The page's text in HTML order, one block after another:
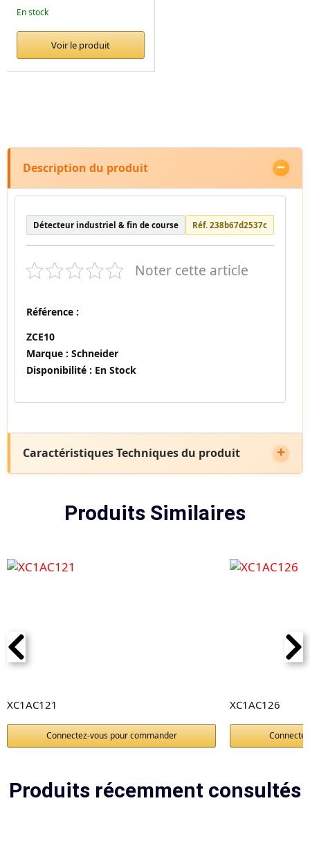
En stock
Voir le produit
Description du produit
Détecteur industriel & fin de course Réf. 238b67d2537c
Noter cette article
Référence :
ZCE10
Marque : Schneider
Disponibilité : En Stock
Caractéristiques Techniques du produit
Produits Similaires
XC1AC121
Connectez-vous pour commander
XC1AC126
Produits récemment consultés